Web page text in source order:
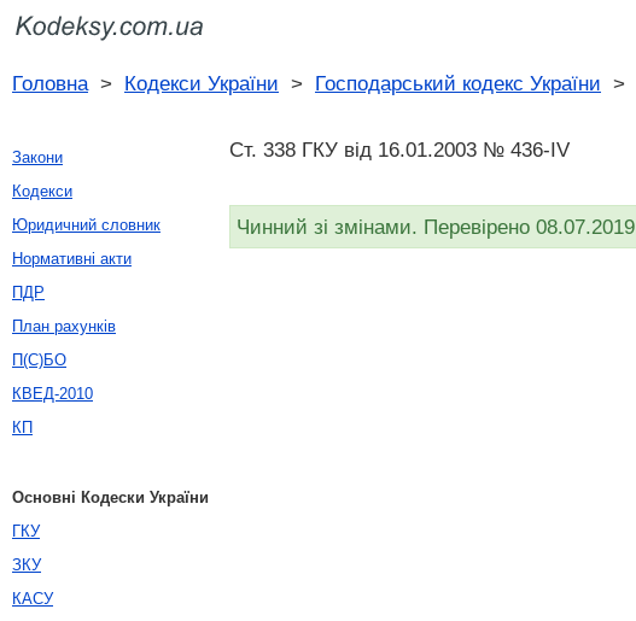
Головна> Кодекси України > Господарський кодекс України >
Ст. 338 ГКУ від 16.01.2003 № 436-IV
Чинний зі змінами. Перевірено 08.07.2019
Закони
Кодекси
Юридичний словник
Нормативні акти
ПДР
План рахунків
П(С)БО
КВЕД-2010
КП
Основні Кодески України
ГКУ
ЗКУ
КАСУ